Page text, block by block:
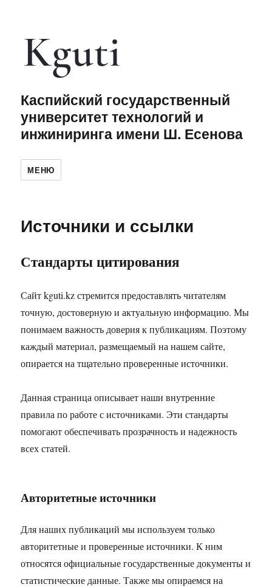
Каспийский государственный
университет технологий и
инжиниринга имени Ш. Есенова
МЕНЮ
Источники и ссылки
Стандарты цитирования
Сайт kguti.kz стремится предоставлять читателям
точную, достоверную и актуальную информацию. Мы
понимаем важность доверия к публикациям. Поэтому
каждый материал, размещаемый на нашем сайте,
опирается на тщательно проверенные источники.
Данная страница описывает наши внутренние
правила по работе с источниками. Эти стандарты
помогают обеспечивать прозрачность и надежность
всех статей.
Авторитетные источники
Для наших публикаций мы используем только
авторитетные и проверенные источники. К ним
относятся официальные государственные документы и
статистические данные. Также мы опираемся на